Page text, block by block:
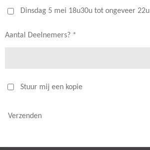
Dinsdag 5 mei 18u30u tot ongeveer 22u
Aantal Deelnemers? *
Stuur mij een kopie
Verzenden